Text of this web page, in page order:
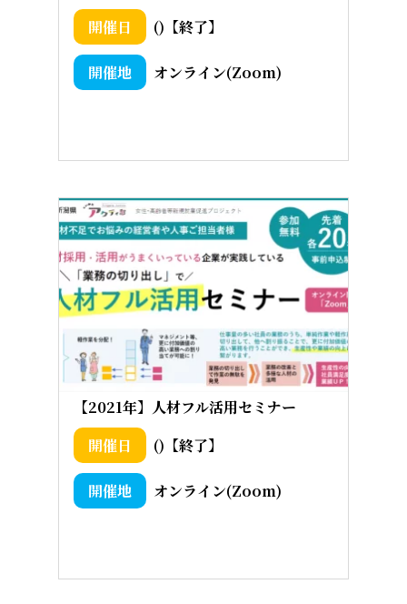
()【終了】
オンライン(Zoom)
【2021年】人材フル活用セミナー
()【終了】
オンライン(Zoom)